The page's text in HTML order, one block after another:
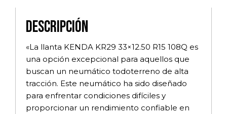
Descripción
«La llanta KENDA KR29 33×12.50 R15 108Q es
una opción excepcional para aquellos que
buscan un neumático todoterreno de alta
tracción. Este neumático ha sido diseñado
para enfrentar condiciones difíciles y
proporcionar un rendimiento confiable en